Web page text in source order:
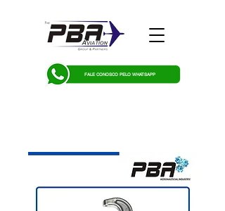
FALE CONOSCO PELO WHATSAPP